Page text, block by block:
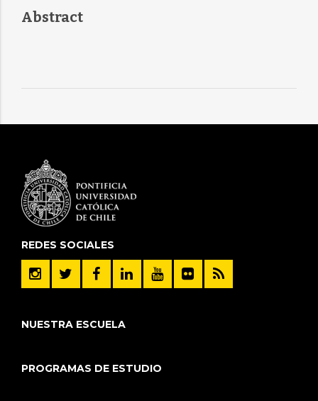
Abstract
REDES SOCIALES
NUESTRA ESCUELA
PROGRAMAS DE ESTUDIO